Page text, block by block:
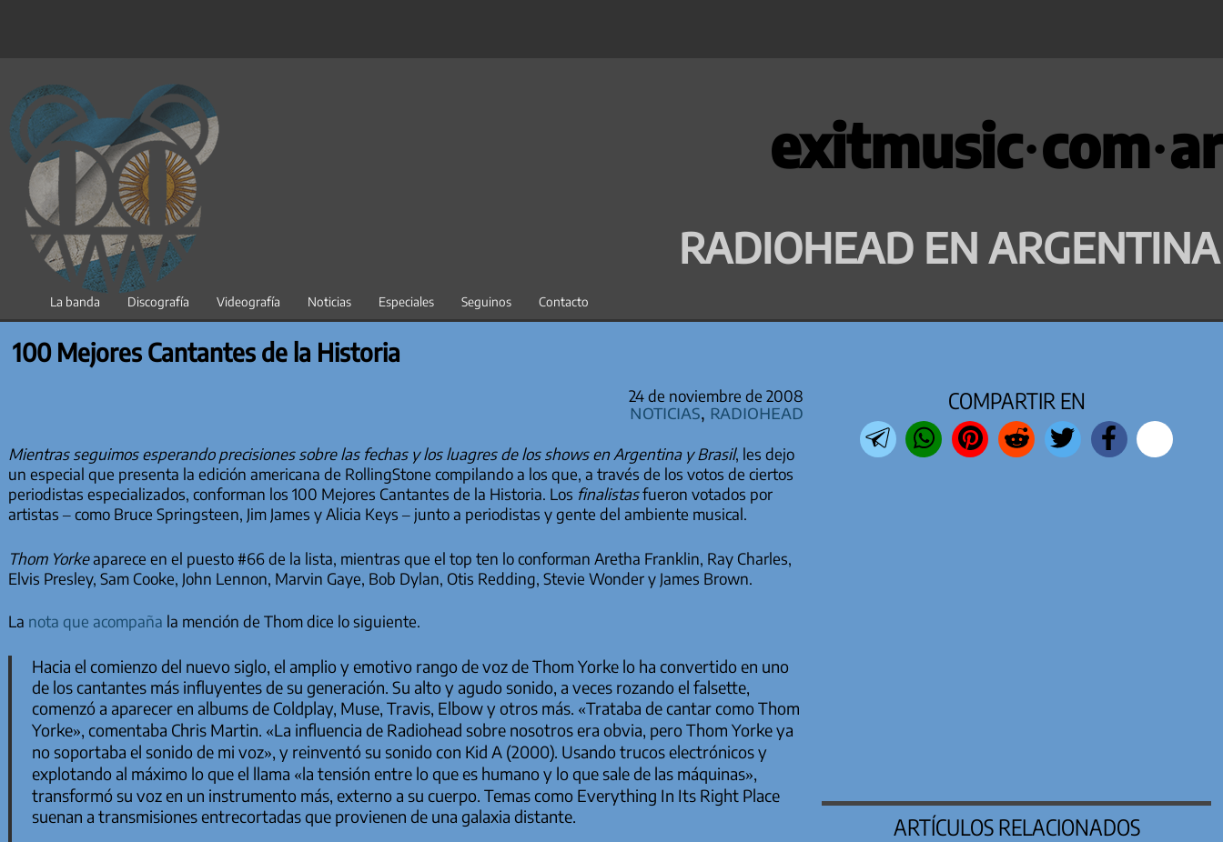
contenido
exitmusic·com·ar
RADIOHEAD EN ARGENTINA
La banda Discografía Videografía Noticias Especiales Seguinos Contacto
100 Mejores Cantantes de la Historia
24 de noviembre de 2008
Noticias Radiohead
Mientras seguimos esperando precisiones sobre las fechas y los luagres de los shows en Argentina y Brasil, les dejo
un especial que presenta la edición americana de RollingStone compilando a los que, a través de los votos de ciertos
periodistas especializados, conforman los 100 Mejores Cantantes de la Historia. Los finalistasfueron votados por
artistas – como Bruce Springsteen, Jim James y Alicia Keys – junto a periodistas y gente del ambiente musical.
Thom Yorkeaparece en el puesto #66 de la lista, mientras que el top ten lo conforman Aretha Franklin, Ray Charles,
Elvis Presley, Sam Cooke, John Lennon, Marvin Gaye, Bob Dylan, Otis Redding, Stevie Wonder y James Brown.
La nota que acompaña la mención de Thom dice lo siguiente.
Hacia el comienzo del nuevo siglo, el amplio y emotivo rango de voz de Thom Yorke lo ha convertido en uno
de los cantantes más influyentes de su generación. Su alto y agudo sonido, a veces rozando el falsette,
comenzó a aparecer en albums de Coldplay, Muse, Travis, Elbow y otros más. «Trataba de cantar como Thom
Yorke», comentaba Chris Martin. «La influencia de Radiohead sobre nosotros era obvia, pero Thom Yorke ya
no soportaba el sonido de mi voz», y reinventó su sonido con Kid A (2000). Usando trucos electrónicos y
explotando al máximo lo que el llama «la tensión entre lo que es humano y lo que sale de las máquinas»,
transformó su voz en un instrumento más, externo a su cuerpo. Temas como Everything In Its Right Place
suenan a transmisiones entrecortadas que provienen de una galaxia distante.
COMPARTIR EN
ARTÍCULOS RELACIONADOS